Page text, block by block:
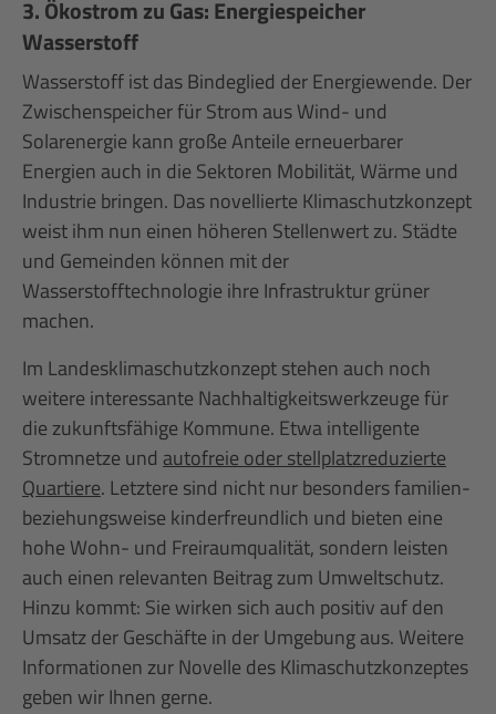
3. Ökostrom zu Gas: Energiespeicher
Wasserstoff
Wasserstoff ist das Bindeglied der Energiewende. Der
Zwischenspeicher für Strom aus Wind- und
Solarenergie kann große Anteile erneuerbarer
Energien auch in die Sektoren Mobilität, Wärme und
Industrie bringen. Das novellierte Klimaschutzkonzept
weist ihm nun einen höheren Stellenwert zu. Städte
und Gemeinden können mit der
Wasserstofftechnologie ihre Infrastruktur grüner
machen.
Im Landesklimaschutzkonzept stehen auch noch
weitere interessante Nachhaltigkeitswerkzeuge für
die zukunftsfähige Kommune. Etwa intelligente
Stromnetze und autofreie oder stellplatzreduzierte
Quartiere. Letztere sind nicht nur besonders familien-
beziehungsweise kinderfreundlich und bieten eine
hohe Wohn- und Freiraumqualität, sondern leisten
auch einen relevanten Beitrag zum Umweltschutz.
Hinzu kommt: Sie wirken sich auch positiv auf den
Umsatz der Geschäfte in der Umgebung aus. Weitere
Informationen zur Novelle des Klimaschutzkonzeptes
geben wir Ihnen gerne.